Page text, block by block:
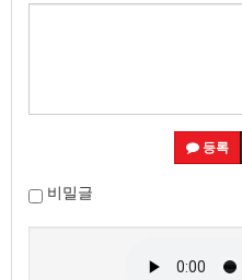
등록
비밀글